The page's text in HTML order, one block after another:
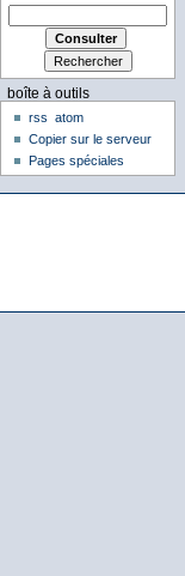
boîte à outils
rss
atom
Copier sur le serveur
Pages spéciales